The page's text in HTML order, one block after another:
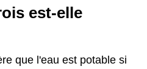
est-elle
que l'eau est potable si